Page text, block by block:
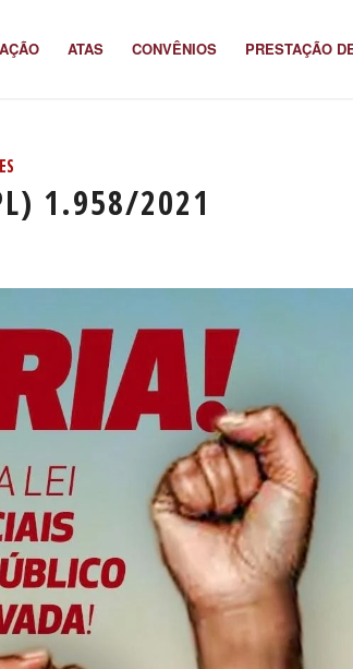
ATAS CONVÊNIOS PRESTAÇÃO
1.958/2021